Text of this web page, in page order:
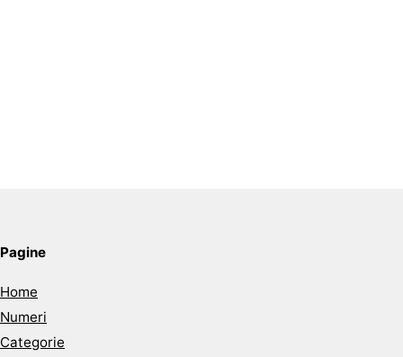
Pagine
Home
Numeri
Categorie